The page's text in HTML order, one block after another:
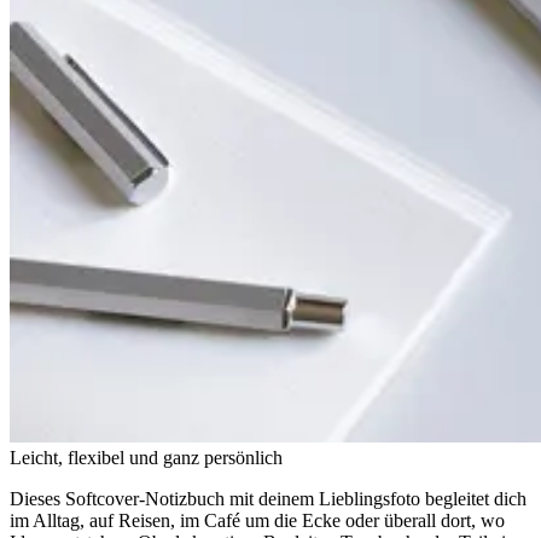
Leicht, flexibel und ganz persönlich
Dieses Softcover-Notizbuch mit deinem Lieblingsfoto begleitet dich
im Alltag, auf Reisen, im Café um die Ecke oder überall dort, wo